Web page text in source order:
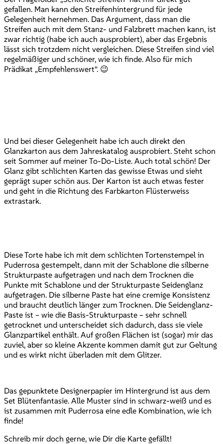
gefallen. Man kann den Streifenhintergrund für jede
Gelegenheit hernehmen. Das Argument, dass man die
Streifen auch mit dem Stanz- und Falzbrett machen kann, ist
zwar richtig (habe ich auch ausprobiert), aber das Ergebnis
lässt sich trotzdem nicht vergleichen. Diese Streifen sind viel
regelmäßiger und schöner, wie ich finde. Also für mich
Prädikat „Empfehlenswert“. 😉
Und bei dieser Gelegenheit habe ich auch direkt den
Glanzkarton aus dem Jahreskatalog ausprobiert. Steht schon
seit Sommer auf meiner To-Do-Liste. Auch total schön! Der
Glanz gibt schlichten Karten das gewisse Etwas und sieht
geprägt super schön aus. Der Karton ist auch etwas fester
und geht in die Richtung des Farbkarton Flüsterweiss
extrastark.
Diese Torte habe ich mit dem schlichten Tortenstempel in
Puderrosa gestempelt, dann mit der Schablone die silberne
Strukturpaste aufgetragen und nach dem Trocknen die
Punkte mit Schablone und der Strukturpaste Seidenglanz
aufgetragen. Die silberne Paste hat eine cremige Konsistenz
und braucht deutlich länger zum Trocknen. Die Seidenglanz-
Paste ist – wie die Basis-Strukturpaste – sehr schnell
getrocknet und unterscheidet sich dadurch, dass sie viele
Glanzpartikel enthält. Auf großen Flächen ist (sogar) mir das
zuviel, aber so kleine Akzente kommen damit gut zur Geltung
und es wirkt nicht überladen mit dem Glitzer.
Das gepunktete Designerpapier im Hintergrund ist aus dem
Set Blütenfantasie. Alle Muster sind in schwarz-weiß und es
ist zusammen mit Puderrosa eine edle Kombination, wie ich
finde!
Schreib mir doch gerne, wie Dir die Karte gefällt!